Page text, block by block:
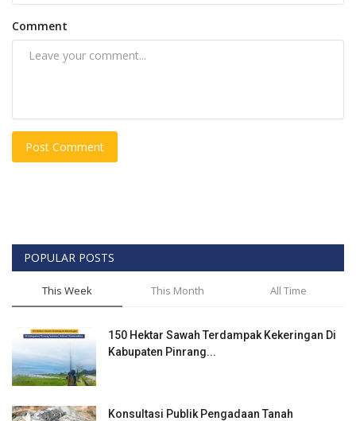
Comment
Post Comment
POPULAR POSTS
This Week This Month All Time
150 Hektar Sawah Terdampak Kekeringan Di
Kabupaten Pinrang...
Konsultasi Publik Pengadaan Tanah